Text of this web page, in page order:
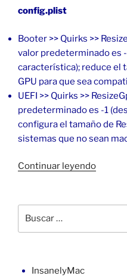
config.plist
Booter >> Quirks >>
valor predeterminado es
característica); reduce el
GPU para que sea
UEFI >> Quirks >>
predeterminado es -1
configura el tamaño de
sistemas que no sean
Continuar leyendo
0.7.4
por:
InsanelyMac